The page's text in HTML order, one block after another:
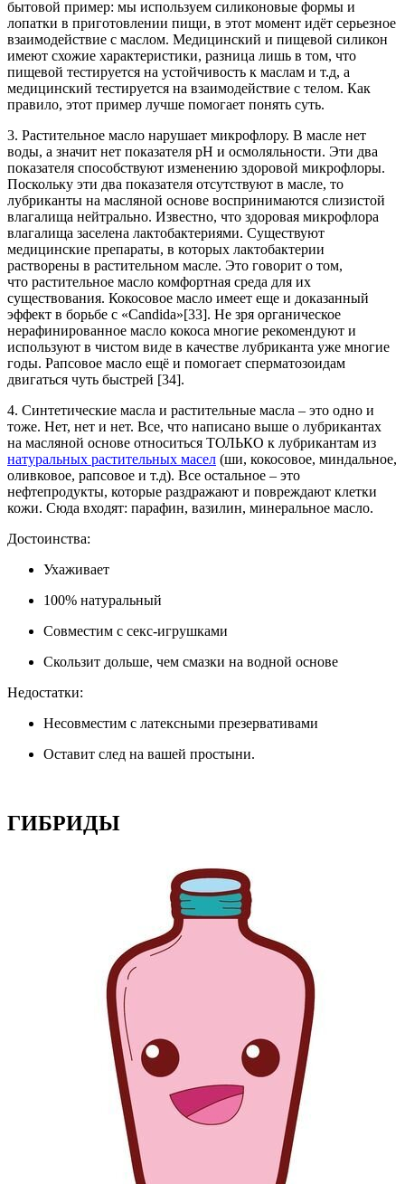
бытовой пример: мы используем силиконовые формы и
лопатки в приготовлении пищи, в этот момент идёт серьезное
взаимодействие с маслом. Медицинский и пищевой силикон
имеют схожие характеристики, разница лишь в том, что
пищевой тестируется на устойчивость к маслам и т.д, а
медицинский тестируется на взаимодействие с телом. Как
правило, этот пример лучше помогает понять суть.
3. Растительное масло нарушает микрофлору. В масле нет
воды, а значит нет показателя pH и осмоляльности. Эти два
показателя способствуют изменению здоровой микрофлоры.
Поскольку эти два показателя отсутствуют в масле, то
лубриканты на масляной основе воспринимаются слизистой
влагалища нейтрально. Известно, что здоровая микрофлора
влагалища заселена лактобактериями. Существуют
медицинские препараты, в которых лактобактерии
растворены в растительном масле. Это говорит о том,
что растительное масло комфортная среда для их
существования. Кокосовое масло имеет еще и доказанный
эффект в борьбе с «Candida»[33]. Не зря органическое
нерафинированное масло кокоса многие рекомендуют и
используют в чистом виде в качестве лубриканта уже многие
годы. Рапсовое масло ещё и помогает сперматозоидам
двигаться чуть быстрей [34].
4. Синтетические масла и растительные масла – это одно и
тоже. Нет, нет и нет. Все, что написано выше о лубрикантах
на масляной основе относиться ТОЛЬКО к лубрикантам из
натуральных растительных масел (ши, кокосовое, миндальное,
оливковое, рапсовое и т.д). Все остальное – это
нефтепродукты, которые раздражают и повреждают клетки
кожи. Сюда входят: парафин, вазилин, минеральное масло.
Достоинства:
Ухаживает
100% натуральный
Совместим с секс-игрушками
Скользит дольше, чем смазки на водной основе
Недостатки:
Несовместим с латексными презервативами
Оставит след на вашей простыни.
ГИБРИДЫ